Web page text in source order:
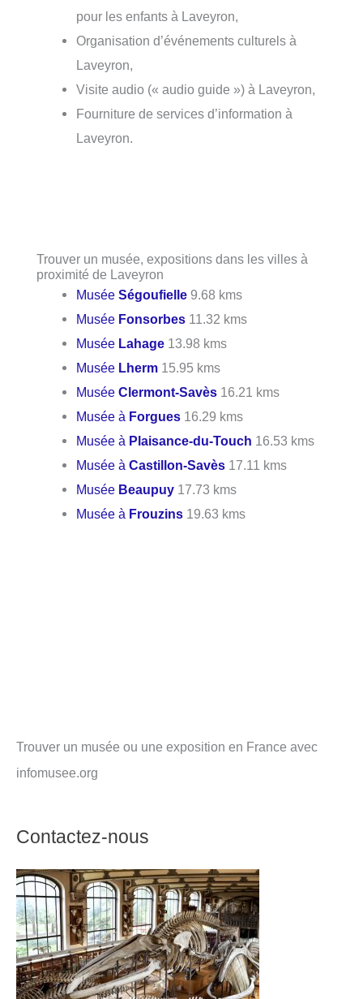
pour les enfants à Laveyron,
Organisation d’événements culturels à
Laveyron,
Visite audio (« audio guide ») à Laveyron,
Fourniture de services d’information à
Laveyron.
Trouver un musée, expositions dans les villes à
proximité de Laveyron
MuséeSégoufielle 9.68 kms
Musée Fonsorbes 11.32 kms
Musée Lahage 13.98 kms
Musée Lherm 15.95 kms
MuséeClermont-Savès 16.21 kms
Musée à Forgues 16.29 kms
Musée à Plaisance-du-Touch 16.53 kms
Musée àCastillon-Savès 17.11 kms
Musée Beaupuy 17.73 kms
Musée à Frouzins 19.63 kms
Trouver un musée ou une exposition en France avec
infomusee.org
Contactez-nous